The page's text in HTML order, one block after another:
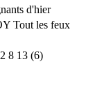
d'hier
Tout les feux
8 13 (6)